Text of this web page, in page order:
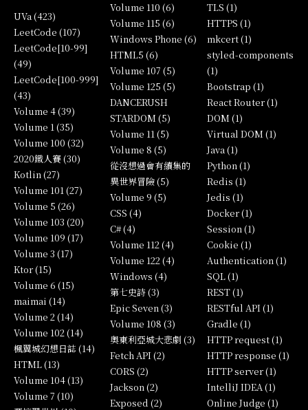
UVa (423)
LeetCode (107)
LeetCode[10-99]
(49)
LeetCode[100-999]
(43)
Volume 4 (39)
Volume 1 (35)
Volume 100 (32)
2020鐵人賽 (30)
Kotlin (27)
Volume 101 (27)
Volume 5 (26)
Volume 103 (20)
Volume 109 (17)
Volume 3 (17)
Ktor (15)
Volume 6 (15)
maimai (14)
Volume 2 (14)
Volume 102 (14)
楓翼城幻想日誌 (14)
HTML (13)
Volume 104 (13)
Volume 7 (10)
Volume 110 (6)
Volume 115 (6)
Windows Phone (6)
HTML5 (6)
Volume 107 (5)
Volume 125 (5)
DANCERUSH
STARDOM (5)
Volume 11 (5)
Volume 8 (5)
從沒想過會有續集的
異世界冒險 (5)
Volume 9 (5)
CSS (4)
C# (4)
Volume 112 (4)
Volume 122 (4)
Windows (4)
第七史詩 (3)
Epic Seven (3)
Volume 108 (3)
奧東利亞城大悲劇 (3)
Fetch API (2)
CORS (2)
Jackson (2)
Exposed (2)
TLS (1)
HTTPS (1)
mkcert (1)
styled-components
(1)
Bootstrap (1)
React Router (1)
DOM (1)
Virtual DOM (1)
Java (1)
Python (1)
Redis (1)
Jedis (1)
Docker (1)
Session (1)
Cookie (1)
Authentication (1)
SQL (1)
REST (1)
RESTful API (1)
Gradle (1)
HTTP request (1)
HTTP response (1)
HTTP server (1)
IntelliJ IDEA (1)
Online Judge (1)